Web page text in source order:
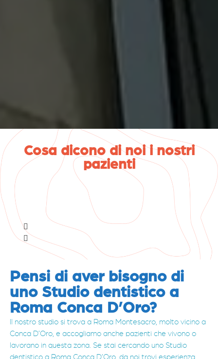
Cosa dicono di noi i nostri
pazienti
Pensi di aver bisogno di
uno Studio dentistico a
Roma Conca D’Oro?
Il nostro studio si trova a Roma Montesacro, molto vicino a
Conca D’Oro, e accogliamo anche pazienti che vivono o
lavorano in questa zona. Se stai cercando uno Studio
dentistico a Roma Conca D’Oro, da noi trovi esperienza,